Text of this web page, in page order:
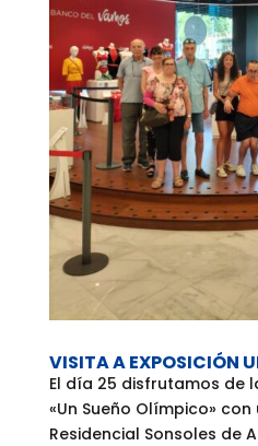
VISITA A EXPOSICIÓN
El día 25 disfrutamos de
«Un Sueño Olímpico»
Residencial Sonsoles de